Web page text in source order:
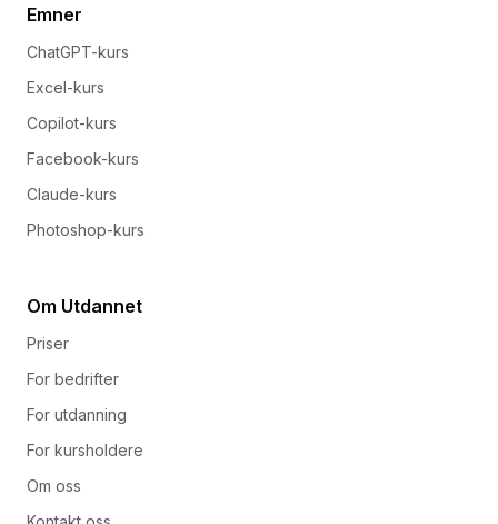
Emner
ChatGPT-kurs
Excel-kurs
Copilot-kurs
Facebook-kurs
Claude-kurs
Photoshop-kurs
Om Utdannet
Priser
For bedrifter
For utdanning
For kursholdere
Om oss